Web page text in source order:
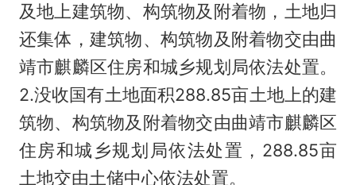
及地上建筑物、构筑物及附着物，土地归
还集体，建筑物、构筑物及附着物交由曲
靖市麒麟区住房和城乡规划局依法处置。
2.没收国有土地面积288.85亩土地上的建
筑物、构筑物及附着物交由曲靖市麒麟区
住房和城乡规划局依法处置，288.85亩
土地交由土储中心依法处置。